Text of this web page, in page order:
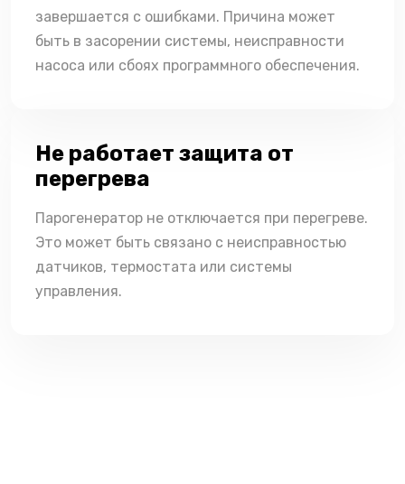
завершается с ошибками. Причина может
быть в засорении системы, неисправности
насоса или сбоях программного обеспечения.
Не работает защита от
перегрева
Парогенератор не отключается при перегреве.
Это может быть связано с неисправностью
датчиков, термостата или системы
управления.